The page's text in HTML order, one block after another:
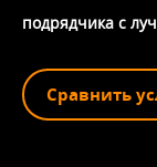
подрядчика с
Сравнить